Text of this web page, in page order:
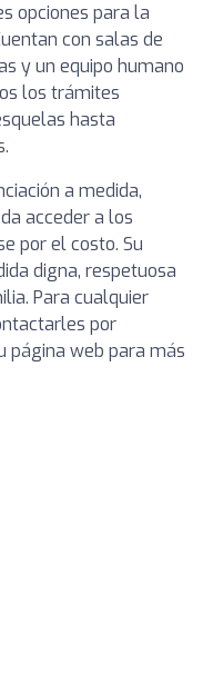
opciones para la
con salas de
y un equipo humano
los trámites
hasta
a medida,
acceder a los
por el costo. Su
digna, respetuosa
Para cualquier
por
página web para más